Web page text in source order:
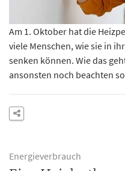
Am 1. Oktober hat die
viele Menschen, wie sie in
senken können. Wie das
ansonsten noch beachten
Energieverbrauch